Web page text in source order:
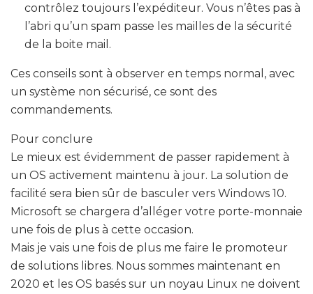
contrôlez toujours l’expéditeur. Vous n’êtes pas à
l’abri qu’un spam passe les mailles de la sécurité
de la boite mail.
Ces conseils sont à observer en temps normal, avec
un système non sécurisé, ce sont des
commandements.
Pour conclure
Le mieux est évidemment de passer rapidement à
un OS activement maintenu à jour. La solution de
facilité sera bien sûr de basculer vers Windows 10.
Microsoft se chargera d’alléger votre porte-monnaie
une fois de plus à cette occasion.
Mais je vais une fois de plus me faire le promoteur
de solutions libres. Nous sommes maintenant en
2020 et les OS basés sur un noyau Linux ne doivent